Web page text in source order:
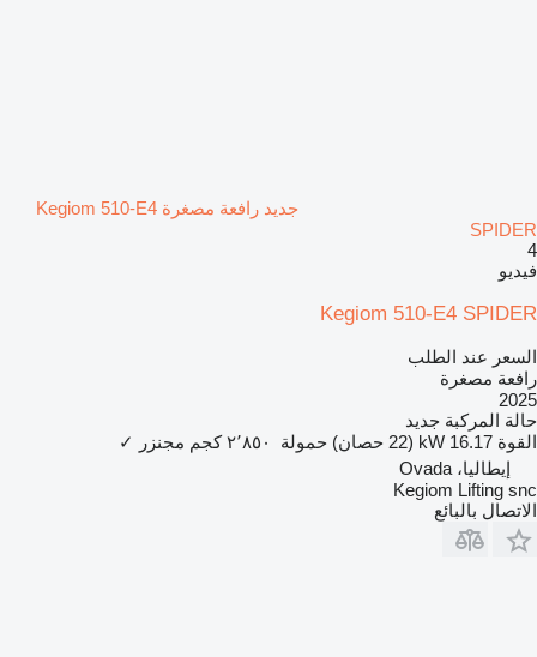
جديد رافعة مصغرة Kegiom 510-E4
SPIDER
4
فيديو
Kegiom 510-E4 SPIDER
السعر عند الطلب
رافعة مصغرة
2025
حالة المركبة جديد
القوة 16.17 kW (22 حصان) حمولة ٢٬٨٥٠ كجم مجنزر
✓
إيطاليا، Ovada
Kegiom Lifting snc
الاتصال بالبائع